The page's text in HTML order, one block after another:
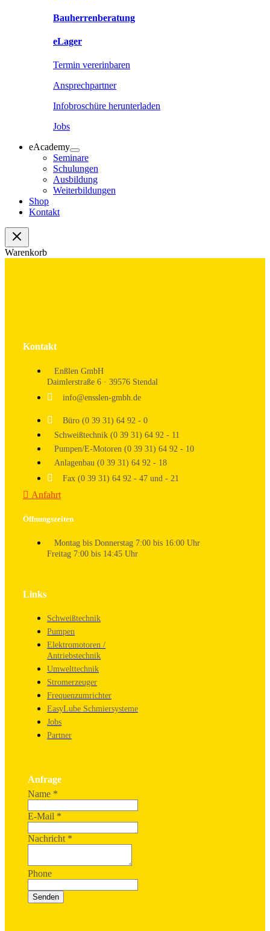
Bauherrenberatung
eLager
Termin vererinbaren
Ansprechpartner
Infobroschüre herunterladen
Jobs
eAcademy
Seminare
Schulungen
Ausbildung
Weiterbildungen
Shop
Kontakt
Warenkorb
Kontakt
Enßlen GmbH
Daimlerstraße 6 · 39576 Stendal
info@ensslen-gmbh.de
Büro (0 39 31) 64 92 - 0
Schweißtechnik (0 39 31) 64 92 - 11
Pumpen/E-Motoren (0 39 31) 64 92 - 10
Anlagenbau (0 39 31) 64 92 - 18
Fax (0 39 31) 64 92 - 47 und - 21
Anfahrt
Öffnungszeiten
Montag bis Donnerstag 7:00 bis 16:00 Uhr
Freitag 7:00 bis 14:45 Uhr
Links
Schweißtechnik
Pumpen
Elektromotoren /
Antriebstechnik
Umwelttechnik
Stromerzeuger
Frequenzumrichter
EasyLube Schmiersysteme
Jobs
Partner
Anfrage
Name *
E-Mail *
Nachricht *
Phone
Senden